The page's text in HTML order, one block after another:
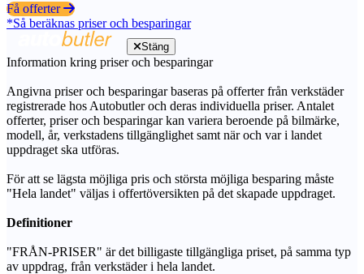
Få offerter
*Så beräknas priser och besparingar
Stäng
Information kring priser och besparingar
Angivna priser och besparingar baseras på offerter från verkstäder
registrerade hos Autobutler och deras individuella priser. Antalet
offerter, priser och besparingar kan variera beroende på bilmärke,
modell, år, verkstadens tillgänglighet samt när och var i landet
uppdraget ska utföras.
För att se lägsta möjliga pris och största möjliga besparing måste
"Hela landet" väljas i offertöversikten på det skapade uppdraget.
Definitioner
"FRÅN-PRISER" är det billigaste tillgängliga priset, på samma typ
av uppdrag, från verkstäder i hela landet.